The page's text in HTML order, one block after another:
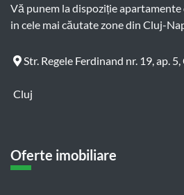
Vă punem la dispoziție
in cele mai căutate zone din Cluj-
Str. Regele Ferdinand nr. 19, ap.
Cluj
Oferte imobiliare